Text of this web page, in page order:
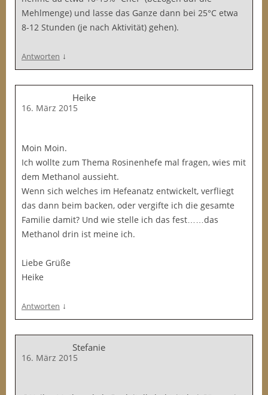
Mehlmenge) und lasse das Ganze dann bei 25°C etwa
8-12 Stunden (je nach Aktivität) gehen).
Antworten ↓
Heike
16. März 2015
Moin Moin.
Ich wollte zum Thema Rosinenhefe mal fragen, wies mit
dem Methanol aussieht.
Wenn sich welches im Hefeanatz entwickelt, verfliegt
das dann beim backen, oder vergifte ich die gesamte
Familie damit? Und wie stelle ich das fest……das
Methanol drin ist meine ich.
Liebe Grüße
Heike
Antworten ↓
Stefanie
16. März 2015